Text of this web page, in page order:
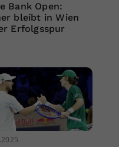
Bank Open:
bleibt in Wien
Erfolgsspur